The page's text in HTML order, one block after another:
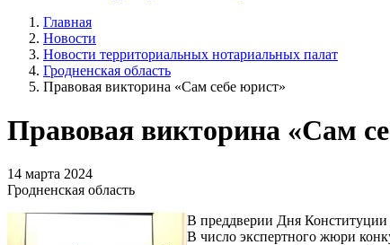
Главная
Новости
Новости территориальных нотариальных палат
Гродненская область
Правовая викторина «Сам себе юрист»
Правовая викторина «Сам
14 марта 2024
Гродненская область
В преддверии Дня Конституции
В число экспертного жюри